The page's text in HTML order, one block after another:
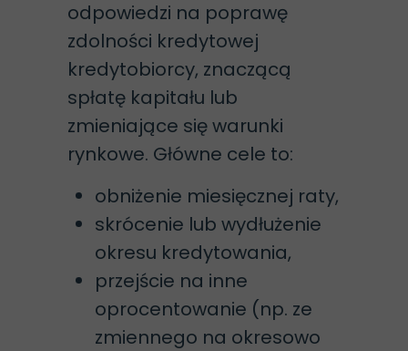
odpowiedzi na poprawę
zdolności kredytowej
kredytobiorcy, znaczącą
spłatę kapitału lub
zmieniające się warunki
rynkowe. Główne cele to:
obniżenie miesięcznej raty,
skrócenie lub wydłużenie
okresu kredytowania,
przejście na inne
oprocentowanie (np. ze
zmiennego na okresowo